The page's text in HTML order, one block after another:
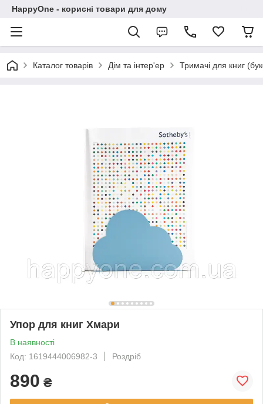
HappyOne - корисні товари для дому
Каталог товарів Дім та інтер'ер Тримачі для книг
Упор для книг Хмари
В наявності
Код: 1619444006982-3
Роздріб
890 ₴